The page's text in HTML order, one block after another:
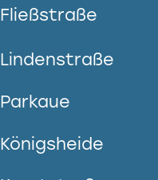
Fließstraße
Lindenstraße
Parkaue
Königsheide